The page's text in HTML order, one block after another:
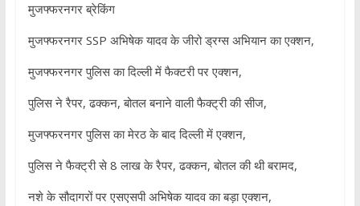
मुजफ्फरनगर ब्रेकिंग
मुजफ्फरनगर SSP अभिषेक यादव के जीरो ड्रग्स अभियान का एक्शन,
मुजफ्फरनगर पुलिस का दिल्ली में फैक्टरी पर एक्शन,
पुलिस ने रैपर, ढक्कन, बोतल बनाने वाली फैक्ट्री की सीज,
मुजफ्फरनगर पुलिस का मेरठ के बाद दिल्ली में एक्शन,
पुलिस ने फैक्ट्री से 8 लाख के रैपर, ढक्कन, बोतल की थी बरामद,
नशे के सौदागरों पर एसएसपी अभिषेक यादव का बड़ा एक्शन,